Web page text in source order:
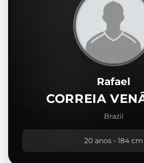
Rafael
CORREIA
Brazil
20 anos • 184 cm